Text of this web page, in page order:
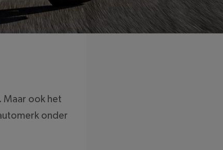
. Maar ook het
onder